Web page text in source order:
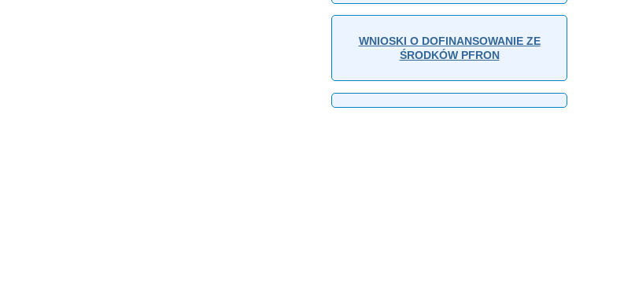
WNIOSKI O DOFINANSOWANIE ZE
ŚRODKÓW PFRON